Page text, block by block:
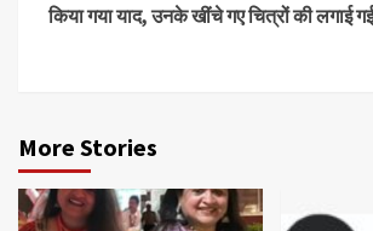
किया गया याद, उनके खींचे गए चित्रों की लगाई
More Stories